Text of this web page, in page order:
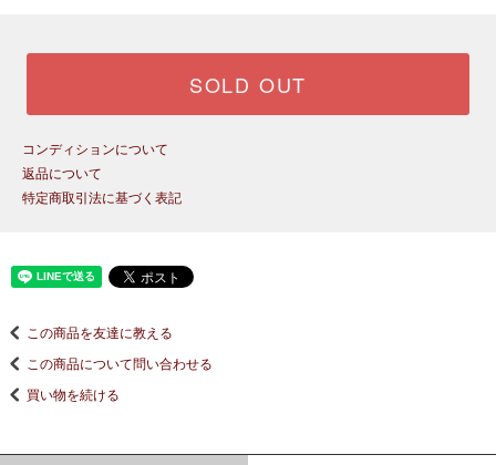
SOLD OUT
コンディションについて
返品について
特定商取引法に基づく表記
この商品を友達に教える
この商品について問い合わせる
買い物を続ける